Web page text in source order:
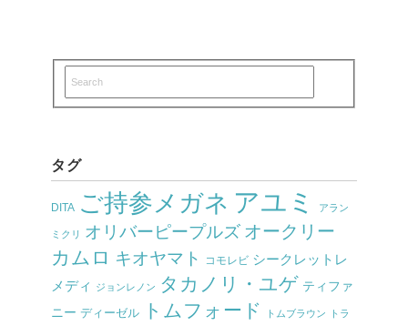
タグ
DITA ご持参メガネ アユミ アラン
ミクリ オリバーピープルズ オークリー
カムロ キオヤマト コモレビ シークレットレ
メディ
ジョンレノン タカノリ・ユゲ ティファ
ニー ディーゼル トムフォード トムブラウン トラ